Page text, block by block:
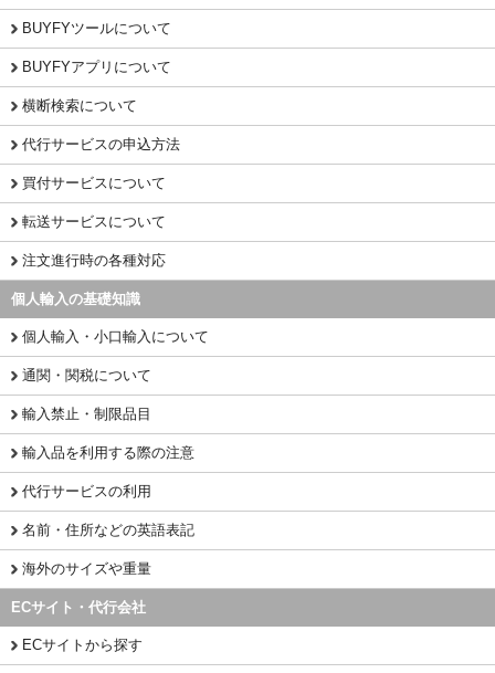
BUYFYツールについて
BUYFYアプリについて
横断検索について
代行サービスの申込方法
買付サービスについて
転送サービスについて
注文進行時の各種対応
個人輸入の基礎知識
個人輸入・小口輸入について
通関・関税について
輸入禁止・制限品目
輸入品を利用する際の注意
代行サービスの利用
名前・住所などの英語表記
海外のサイズや重量
ECサイト・代行会社
ECサイトから探す